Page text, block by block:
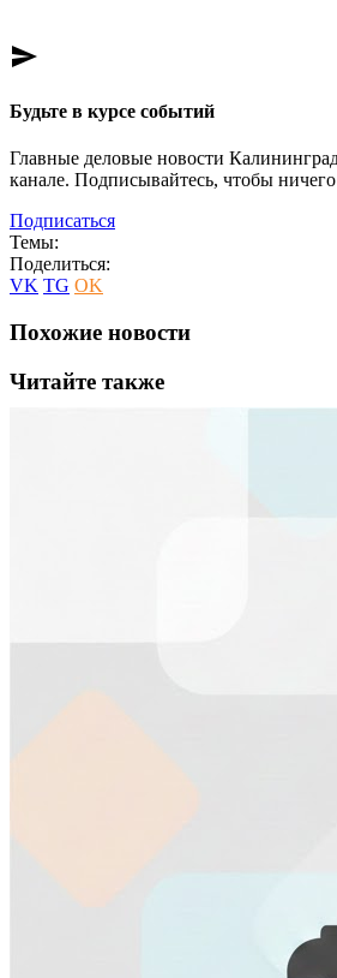
send
Будьте в курсе событий
Главные деловые новости
канале. Подписывайтесь, чтобы
Подписаться
Темы:
Поделиться:
VK TG OK
Похожие новости
Читайте также